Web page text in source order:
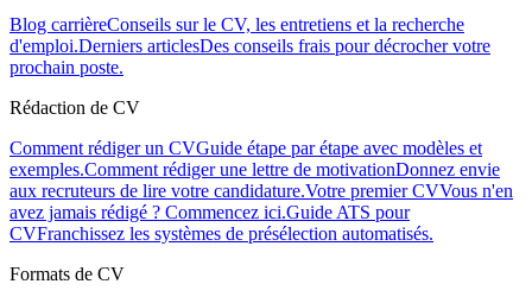
Blog carrièreConseils sur le CV, les entretiens et la recherche
d'emploi.Derniers articlesDes conseils frais pour décrocher votre
prochain poste.
Rédaction de CV
Comment rédiger un CVGuide étape par étape avec modèles et
exemples.Comment rédiger une lettre de motivationDonnez envie
aux recruteurs de lire votre candidature.Votre premier CVVous n'en
avez jamais rédigé ? Commencez ici.Guide ATS pour
CVFranchissez les systèmes de présélection automatisés.
Formats de CV